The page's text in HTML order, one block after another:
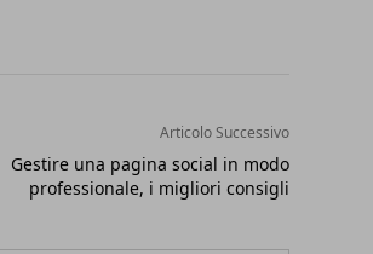
Articolo Successivo
Gestire una pagina social in modo
professionale, i migliori consigli